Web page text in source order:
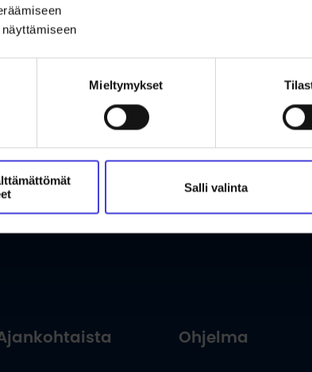
Mieltymykset
Salli valinta
Ohjelma